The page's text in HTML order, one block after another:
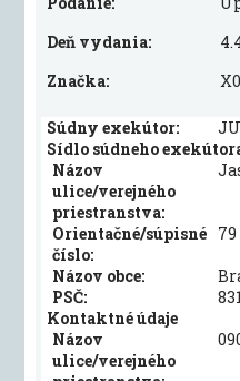
Deň vydania:
Značka:
Súdny exekútor:
Sídlo súdneho
Názov
ulice/verejného
priestranstva:
Orientačné/súpisné
číslo:
79
Názov obce:
PSČ:
Kontaktné údaje
Názov
ulice/verejného